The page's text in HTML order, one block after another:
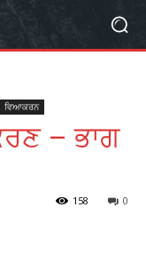
ਵਿਆਕਰਨ
– ਭਾਗ
0
158